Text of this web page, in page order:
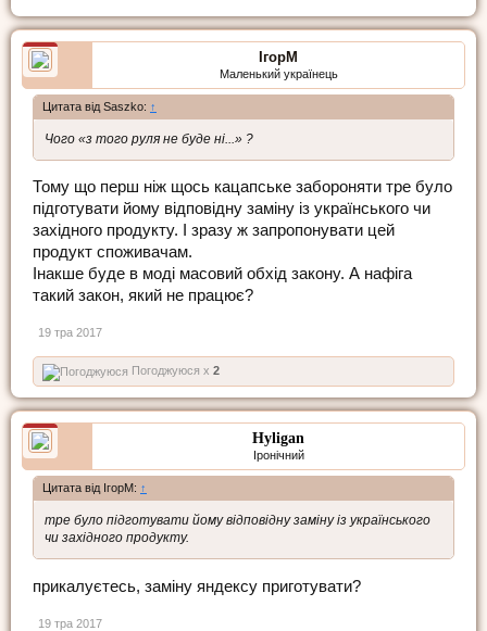
ІгорМ
Маленький українець
Цитата від Saszko: ↑
Чого «з того руля не буде ні...» ?
Тому що перш ніж щось кацапське забороняти тре було
підготувати йому відповідну заміну із українського чи
західного продукту. І зразу ж запропонувати цей
продукт споживачам.
Інакше буде в моді масовий обхід закону. А нафіга
такий закон, який не працює?
19 тра 2017
Погоджуюся x 2
Hyligan
Іронічний
Цитата від ІгорМ: ↑
тре було підготувати йому відповідну заміну із українського
чи західного продукту.
прикалуєтесь, заміну яндексу приготувати?
19 тра 2017